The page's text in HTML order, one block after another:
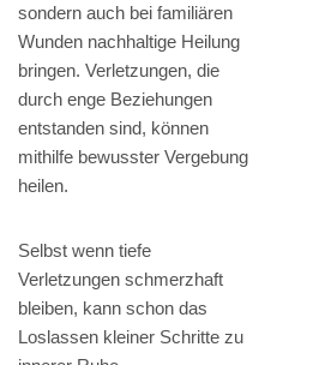
sondern auch bei familiären
Wunden nachhaltige Heilung
bringen. Verletzungen, die
durch enge Beziehungen
entstanden sind, können
mithilfe bewusster Vergebung
heilen.
Selbst wenn tiefe
Verletzungen schmerzhaft
bleiben, kann schon das
Loslassen kleiner Schritte zu